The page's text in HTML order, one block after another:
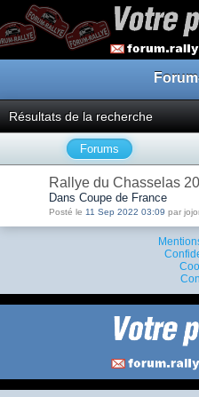
Résultats de la recherche
Forums
Rallye du Chasselas
Dans Coupe de France
Posté le 11 Sep 2022 03:09 par